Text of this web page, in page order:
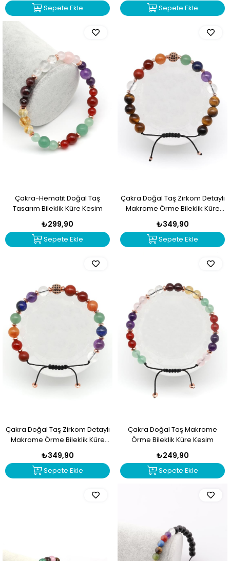
Sepete Ekle Sepete Ekle
Çakra-Hematit Doğal Taş
Tasarım Bileklik Küre Kesim
₺299,90
Sepete Ekle
Çakra Doğal Taş Zirkom Detaylı
Makrome Örme Bileklik Küre
Kesim
₺349,90
Sepete Ekle
Çakra Doğal Taş Zirkom Detaylı
Makrome Örme Bileklik Küre
Kesim
₺349,90
Sepete Ekle
Çakra Doğal Taş Makrome
Örme Bileklik Küre Kesim
₺249,90
Sepete Ekle